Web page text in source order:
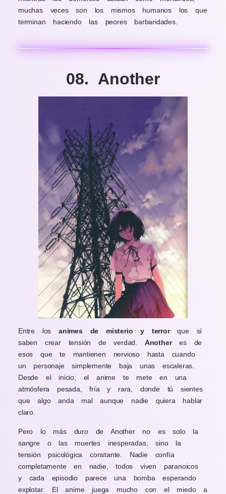
muchas veces son los mismos humanos los que
terminan haciendo las peores barbaridades.
08. Another
Entre los animes de misterio y terrorque sí
saben crear tensión de verdad. Anotheres de
esos que te mantienen nervioso hasta cuando
un personaje simplemente baja unas escaleras.
Desde el inicio, el anime te mete en una
atmósfera pesada, fría y rara, donde tú sientes
que algo anda mal aunque nadie quiera hablar
claro.
Pero lo más duro de Another no es solo la
sangre o las muertes inesperadas, sino la
tensión psicológica constante. Nadie confía
completamente en nadie, todos viven paranoicos
y cada episodio parece una bomba esperando
explotar. El anime juega mucho con el miedo a